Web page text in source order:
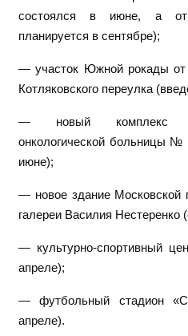
состоялся в июне, а
планируется в сентябре);
— участок Южной рокады от
Котляковского переулка
— новый комплекс
онкологической больницы №
июне);
— новое здание Московской
галереи Василия Нестеренко
— культурно-спортивный
апреле);
— футбольный стадион
апреле).